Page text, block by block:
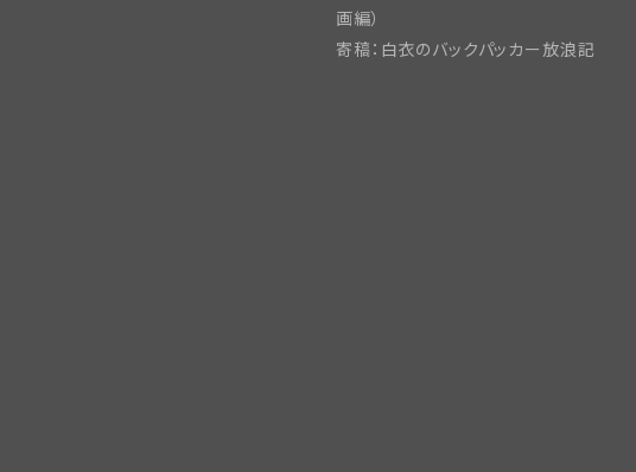
画編）
寄稿：白衣のバックパッカー放浪記